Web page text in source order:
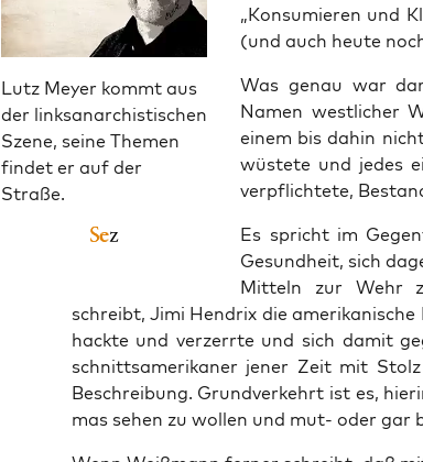
Lutz Meyer kommt aus
der linksanarchistischen
Szene, seine Themen
findet er auf der
Straße.
„Kon­su­mie­ren und
(und auch heu­te
Was genau war
Namen west­li­cher
einem bis dahin
wüs­te­te und jedes
ver­pflich­te­te,
Es spricht im
Gesund­heit, sich
Mit­teln zur Wehr
schreibt, Jimi Hen­drix die
hack­te und ver­zerr­te und sich damit
schnitts­ame­ri­ka­ner jener Zeit mit
Beschrei­bung. Grund­ver­kehrt ist es,
mas sehen zu wol­len und mut- oder gar